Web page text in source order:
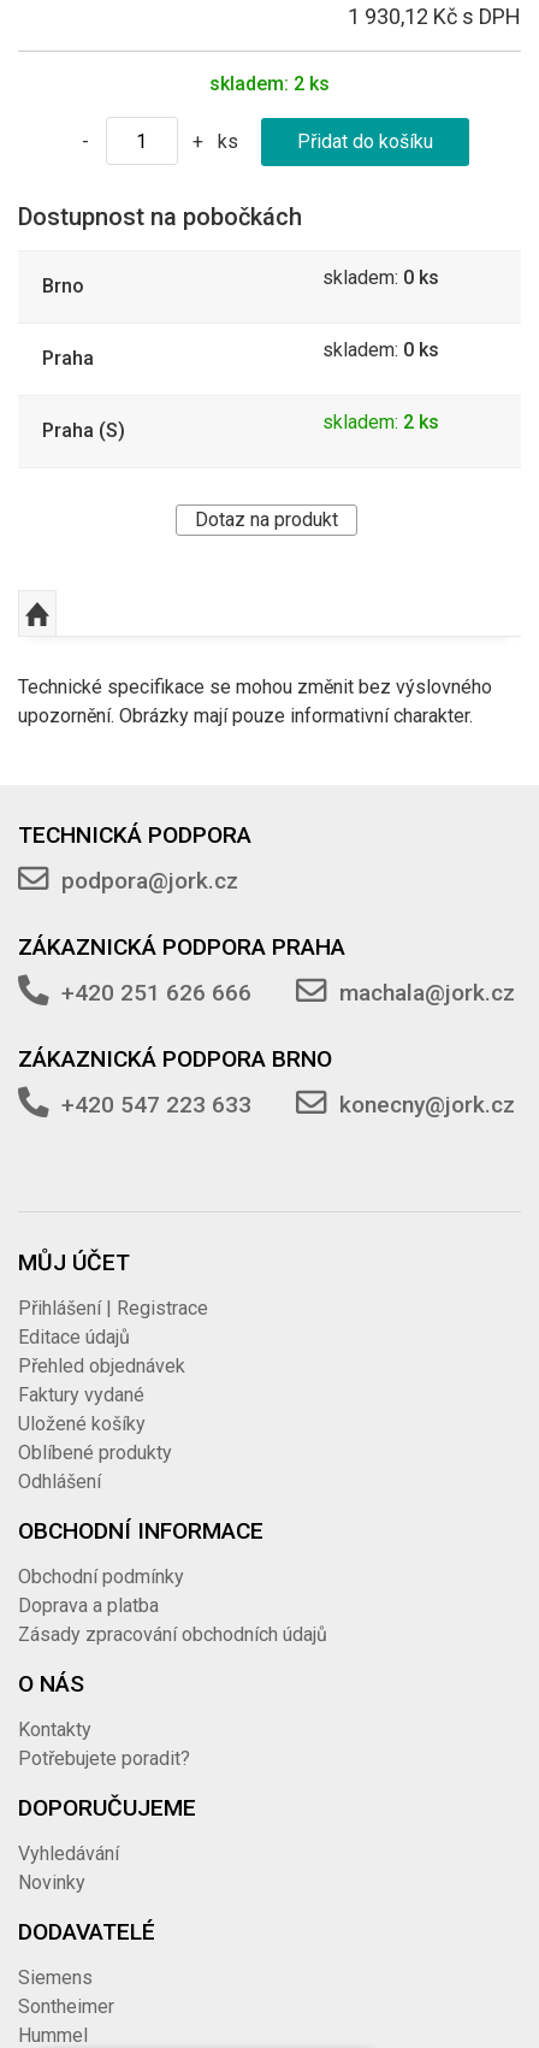
1 930,12 Kč s DPH
skladem: 2 ks
- + ks
Dostupnost na pobočkách
Brno skladem: 0 ks
Praha skladem: 0 ks
Praha (S) skladem: 2 ks
Dotaz na produkt
Technické specifikace se mohou změnit bez výslovného
upozornění. Obrázky mají pouze informativní charakter.
TECHNICKÁ PODPORA
podpora@jork.cz
ZÁKAZNICKÁ PODPORA PRAHA
+420 251 626 666
machala@jork.cz
ZÁKAZNICKÁ PODPORA BRNO
+420 547 223 633
konecny@jork.cz
MŮJ ÚČET
Přihlášení | Registrace
Editace údajů
Přehled objednávek
Faktury vydané
Uložené košíky
Oblíbené produkty
Odhlášení
OBCHODNÍ INFORMACE
Obchodní podmínky
Doprava a platba
Zásady zpracování obchodních údajů
O NÁS
Kontakty
Potřebujete poradit?
DOPORUČUJEME
Vyhledávání
Novinky
DODAVATELÉ
Siemens
Sontheimer
Hummel